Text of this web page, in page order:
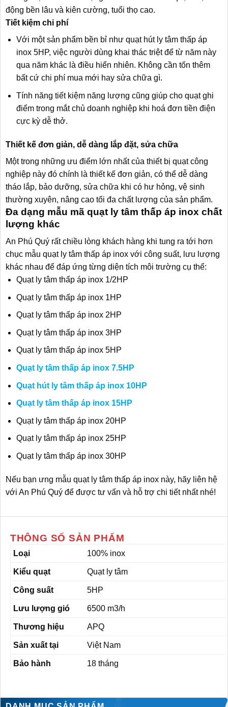
động bền lâu và kiên cường, tuổi thọ cao.
Tiết kiệm chi phí
Với một sản phẩm bền bỉ như quạt hút ly tâm thấp áp
inox 5HP, việc người dùng khai thác triệt để từ năm này
qua năm khác là điều hiển nhiên. Không cần tốn thêm
bất cứ chi phí mua mới hay sửa chữa gì.
Tính năng tiết kiệm năng lượng cũng giúp cho quạt ghi
điểm trong mắt chủ doanh nghiệp khi hoá đơn tiền điện
cực kỳ dễ thở.
Thiết kế đơn giản, dễ dàng lắp đặt, sửa chữa
Một trong những ưu điểm lớn nhất của thiết bị quạt công
nghiệp này đó chính là thiết kế đơn giản, có thể dễ dàng
tháo lắp, bảo dưỡng, sửa chữa khi có hư hỏng, vệ sinh
thường xuyên, nâng cao tối đa chất lượng của sản phẩm.
Đa dạng mẫu mã quạt ly tâm thấp áp inox chất
lượng khác
An Phú Quý rất chiều lòng khách hàng khi tung ra tới hơn
chục mẫu quạt ly tâm thấp áp inox với công suất, lưu lượng
khác nhau để đáp ứng từng diện tích môi trường cụ thể:
Quạt ly tâm thấp áp inox 1/2HP
Quạt ly tâm thấp áp inox 1HP
Quạt ly tâm thấp áp inox 2HP
Quạt ly tâm thấp áp inox 3HP
Quạt ly tâm thấp áp inox 5HP
Quạt ly tâm thấp áp inox 7.5HP
Quạt hút ly tâm thấp áp inox 10HP
Quạt ly tâm thấp áp inox 15HP
Quạt ly tâm thấp áp inox 20HP
Quạt ly tâm thấp áp inox 25HP
Quạt ly tâm thấp áp inox 30HP
Nếu bạn ưng mẫu quạt ly tâm thấp áp inox này, hãy liên hệ
với An Phú Quý để được tư vấn và hỗ trợ chi tiết nhất nhé!
THÔNG SỐ SẢN PHẨM
Loại 100% inox
Kiểu quạt Quạt ly tâm
Công suất 5HP
Lưu lượng gió 6500 m3/h
Thương hiệu APQ
Sản xuất tại Việt Nam
Bảo hành 18 tháng